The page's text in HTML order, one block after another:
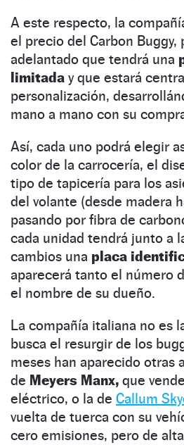
A este respecto, la
el precio del Carbon Buggy,
adelantado que tendrá una
limitada y que estará
personalización,
mano a mano con su
Así, cada uno podrá elegir
color de la carrocería, el
tipo de tapicería para los
del volante (desde madera
pasando por fibra de
cada unidad tendrá junto a
cambios una placa
aparecerá tanto el número
el nombre de su dueño.
La compañía italiana no es
busca el resurgir de los
meses han aparecido otras
de Meyers Manx, que
eléctrico, o la de Callum
vuelta de tuerca con su
cero emisiones, pero de